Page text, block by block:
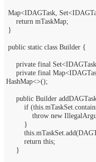
Map<IDAGTask,
return mTaskMap;
}
public static class Builder {
private final
private final
HashMap<>();
public Builder
if
throw new
}
return this;
}